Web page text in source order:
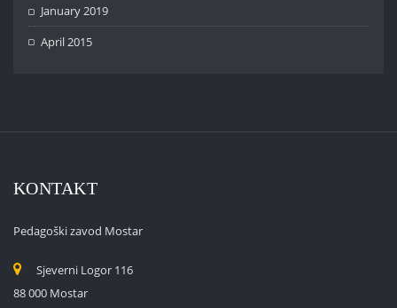
January 2019
April 2015
KONTAKT
Pedagoški zavod Mostar
Sjeverni Logor 116
88 000 Mostar